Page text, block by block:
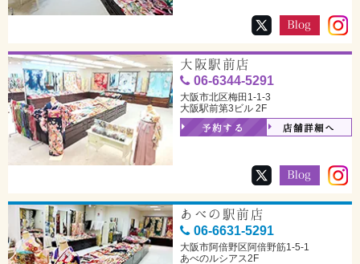
大阪駅前店
06-6344-5291
大阪市北区梅田1-1-3
大阪駅前第3ビル 2F
予約する 店舗詳細へ
あべの駅前店
06-6631-5291
大阪市阿倍野区阿倍野筋1-5-1
あべのルシアス2F